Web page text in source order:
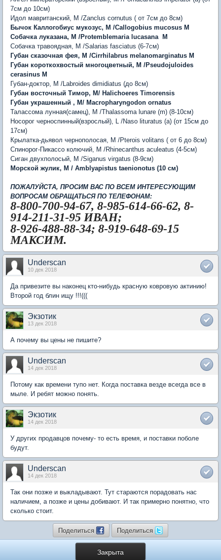
7см до 10см)
Идол мавританский, M /Zanclus cornutus ( от 7см до 8см)
Бычок Каллогобиус мукозус, M /Callogobius mucosus M
Собачка луказана, M /Protemblemaria lucasana M
Собачка травоядная, M /Salarias fasciatus (6-7см)
Губан сказочная фея, M /Сirrhilabrus melanomarginatus M
Губан короткохвостый многоцветный, М /Pseudojuloides
cerasinus M
Губан-доктор, M /Labroides dimidiatus (до 8см)
Губан восточный Тимор, М/ Halichoeres Timorensis
Губан украшенный , М/ Macropharyngodon ornatus
Талассома лунная(самец), M /Thalassoma lunare (m) (8-10см)
Носорог черноспинный(взрослый), L /Naso lituratus (a) (от 15см до
17см)
Крылатка-дьявол чернополосая, M /Pterois volitans ( от 6 до 8см)
Спинорог-Пикассо колючий, M /Rhinecanthus aculeatus (4-5см)
Сиган двухполосый, М /Siganus virgatus (8-9см)
Морской жулик, М / Amblyapistus taenionotus (10 см)
ПОЖАЛУЙСТА, ПРОСИМ ВАС ПО ВСЕМ ИНТЕРЕСУЮЩИМ
ВОПРОСАМ ОБРАЩАТЬСЯ ПО ТЕЛЕФОНАМ:
8-800-700-94-67, 8-985-614-66-62, 8-
914-211-31-95 ИВАН;
8-926-488-88-34; 8-919-648-69-15
МАКСИМ.
Underscan
10 дек 2018
Да привезите вы наконец кто-нибудь красную ковровую актинию!
Второй год блин ищу !!!(((
Экзотик
13 дек 2018
А почему вы цены не пишите?
Underscan
14 дек 2018
Потому как времени тупо нет. Когда поставка везде всегда все в
мыле. И ребят можно понять.
Экзотик
14 дек 2018
У других продавцов почему- то есть время, и поставки поболе
будут.
Underscan
14 дек 2018
Так они позже и выкладывают. Тут стараются порадовать нас
наличием, а позже и цены добивают. И так примерно понятно, что
сколько стоит.
Поделиться Поделиться
Закрыта